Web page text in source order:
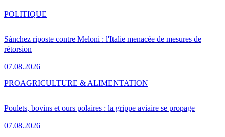
Sánchez riposte contre Meloni : l'Italie menacée de mesures de
rétorsion
07.08.2026
POLITIQUE
Poulets, bovins et ours polaires : la grippe aviaire se propage
07.08.2026
PROAGRICULTURE & ALIMENTATION